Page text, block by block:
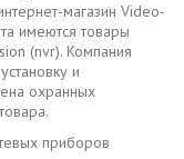
магазин Video-
имеются товары
(nvr). Компания
и
охранных
приборов